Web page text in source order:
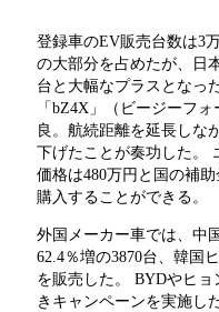
登録車のEV販売台数は3
の大部分を占めたが、日
台と大幅なプラスとなっ
「bZ4X」（ビージーフ
良。航続距離を延長しな
下げたことが奏功した。
価格は480万円と国の補
購入することができる。
外国メーカー車では、中
62.4％増の3870台、韓国
を販売した。 BYDやヒョ
きキャンペーンを実施し